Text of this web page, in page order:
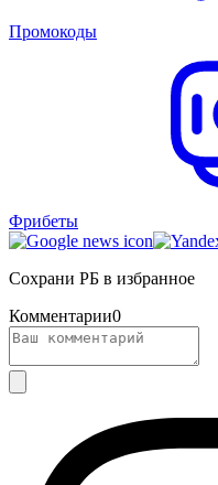
Промокоды
Фрибеты
Сохрани РБ в избранное
Комментарии0